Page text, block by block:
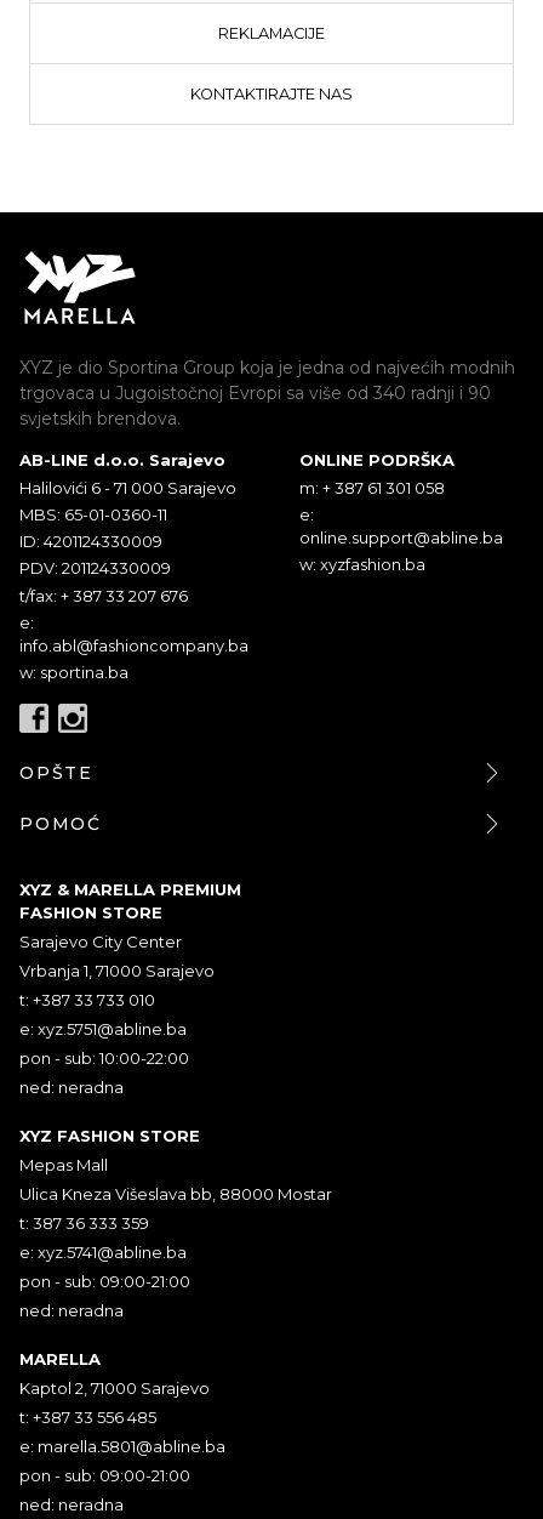
REKLAMACIJE
KONTAKTIRAJTE NAS
XYZ je dio Sportina Group koja je jedna od najvećih modnih
trgovaca u Jugoistočnoj Evropi sa više od 340 radnji i 90
svjetskih brendova.
AB-LINE d.o.o. Sarajevo
Halilovići 6 - 71 000 Sarajevo
MBS: 65-01-0360-11
ID: 4201124330009
PDV: 201124330009
t/fax: + 387 33 207 676
e:
info.abl@fashioncompany.ba
w: sportina.ba
ONLINE PODRŠKA
m: + 387 61 301 058
e:
online.support@abline.ba
w: xyzfashion.ba
OPŠTE
POMOĆ
XYZ & MARELLA PREMIUM
FASHION STORE
Sarajevo City Center
Vrbanja 1, 71000 Sarajevo
t: +387 33 733 010
e: xyz.5751@abline.ba
pon - sub: 10:00-22:00
ned: neradna
XYZ FASHION STORE
Mepas Mall
Ulica Kneza Višeslava bb, 88000 Mostar
t: 387 36 333 359
e: xyz.5741@abline.ba
pon - sub: 09:00-21:00
ned: neradna
MARELLA
Kaptol 2, 71000 Sarajevo
t: +387 33 556 485
e: marella.5801@abline.ba
pon - sub: 09:00-21:00
ned: neradna